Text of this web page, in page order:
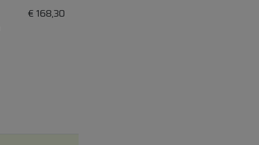
€ 168,30